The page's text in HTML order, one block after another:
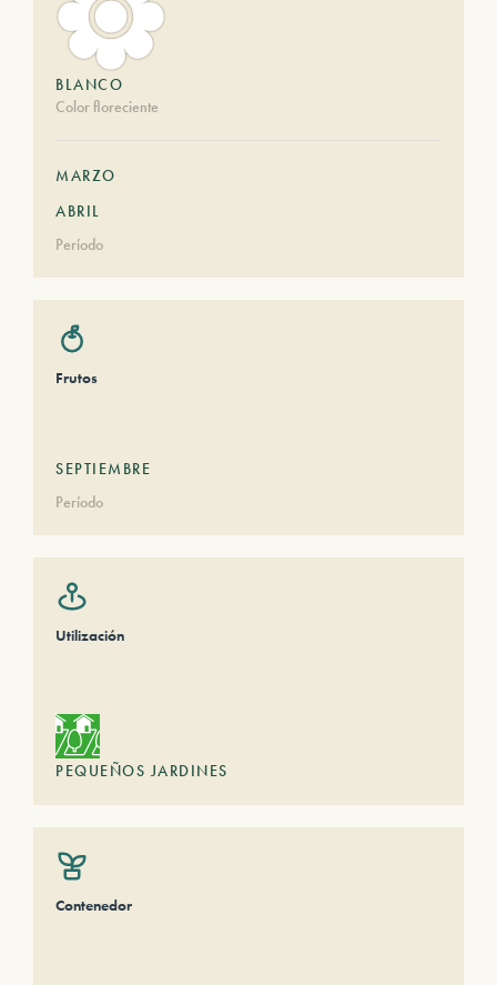
BLANCO
Color floreciente
MARZO
ABRIL
Período
Frutos
SEPTIEMBRE
Período
Utilización
PEQUEÑOS JARDINES
Contenedor